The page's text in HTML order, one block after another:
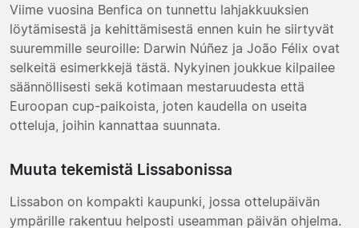
Viime vuosina Benfica on tunnettu lahjakkuuksien
löytämisestä ja kehittämisestä ennen kuin he siirtyvät
suuremmille seuroille: Darwin Núñez ja João Félix ovat
selkeitä esimerkkejä tästä. Nykyinen joukkue kilpailee
säännöllisesti sekä kotimaan mestaruudesta että
Euroopan cup-paikoista, joten kaudella on useita
otteluja, joihin kannattaa suunnata.
Muuta tekemistä Lissabonissa
Lissabon on kompakti kaupunki, jossa ottelupäivän
ympärille rakentuu helposti useamman päivän ohjelma.